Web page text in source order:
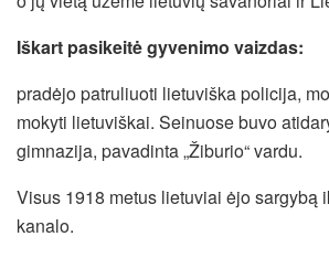
Iškart pasikeitė gyvenimo vaizdas:
pradėjo patruliuoti lietuviška policija,
mokyti lietuviškai. Seinuose buvo
gimnazija, pavadinta „Žiburio“ vardu.
Visus 1918 metus lietuviai ėjo sargybą
kanalo.